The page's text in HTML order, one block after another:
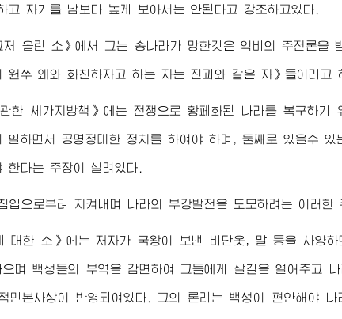
고 자기를 남보다 높게 보아서는 안된다고 강조하고있다.
저 올린 소》에서 그는 송나라가 망한것은 악비의 주전론을
원쑤 왜와 화친하자고 하는 자는 진괴와 같은 자》들이라고
한 세가지방책》에는 전쟁으로 황페화된 나라를 복구하기
일하면서 공명정대한 정치를 하여야 하며, 둘째로 있을수
한다는 주장이 실려있다.
입으로부터 지켜내며 나라의 부강발전을 도모하려는 이러한
대한 소》에는 저자가 국왕이 보낸 비단옷, 말 등을 사양
며 백성들의 부역을 감면하여 그들에게 살길을 열어주고
민본사상이 반영되여있다. 그의 론리는 백성이 편안해야